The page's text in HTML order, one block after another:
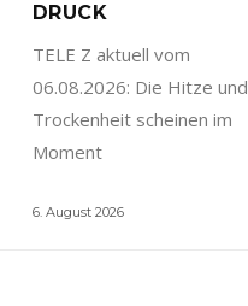
DRUCK
TELE Z aktuell vom
06.08.2026: Die Hitze und
Trockenheit scheinen im
Moment
6. August 2026